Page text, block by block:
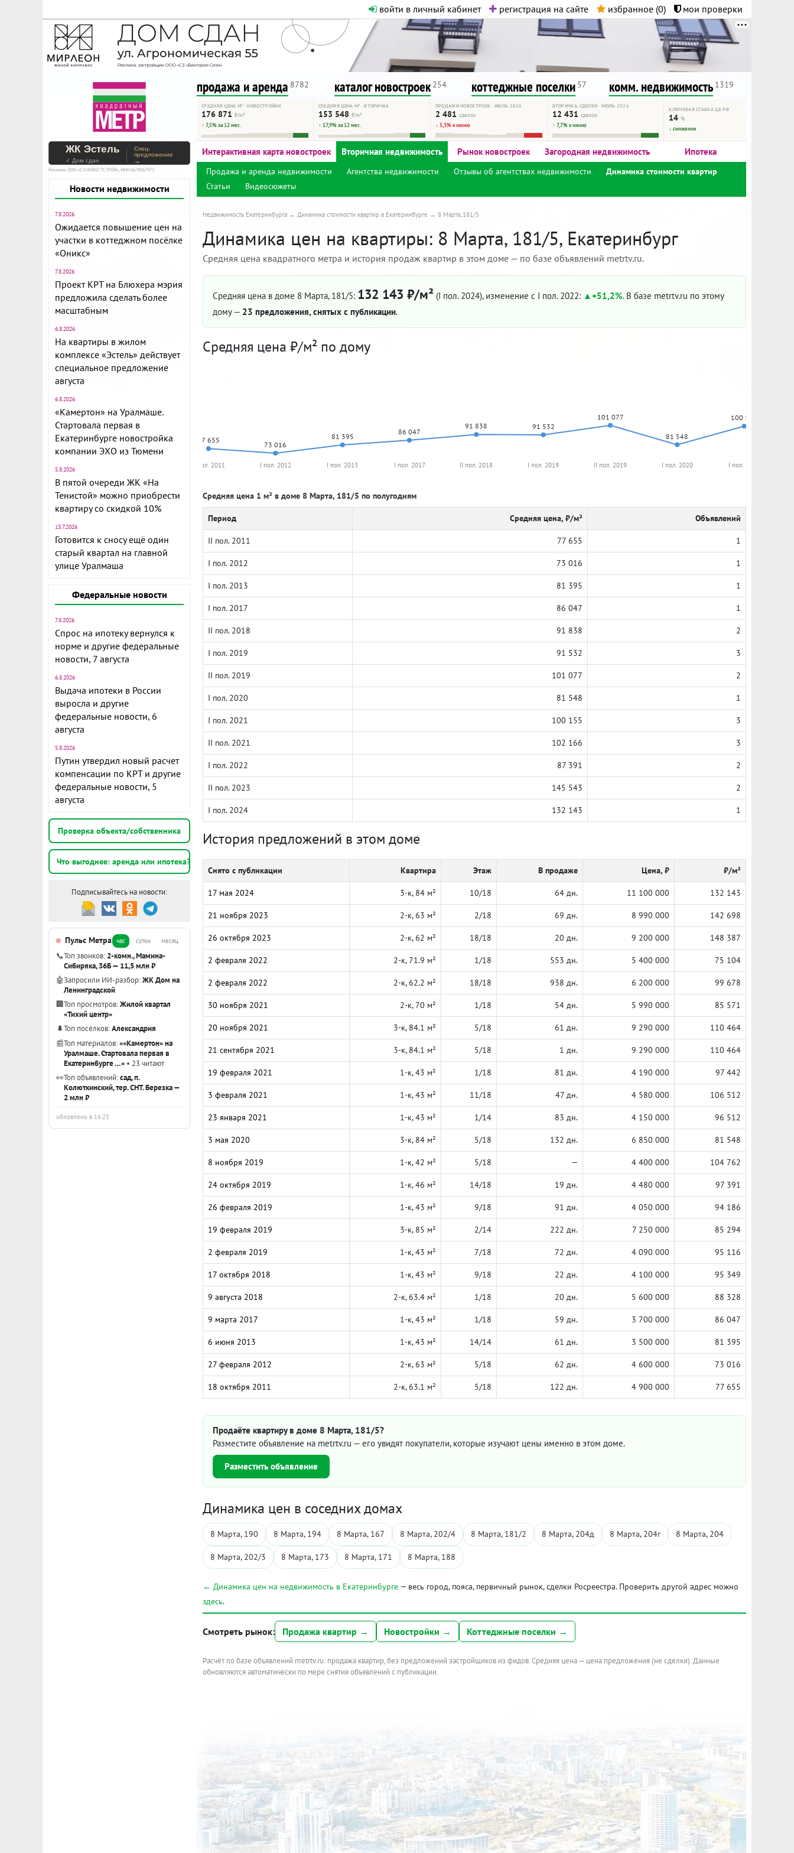
войти в личный кабинет регистрация на сайте избранное (0) мои проверки
На Метре реклама - только нормальная. Никакого шок-контента.
Помогайте независимому ресурсу, как он помогает вам. Удачи!
продажа и аренда 8782 каталог новостроек 254 коттеджные поселки 57 комм. недвижимость 1319
СРЕДНЯЯ ЦЕНА М² · НОВОСТРОЙКИ
176 871 ₽/м²
↑ 7,5% за 12 мес.
СРЕДНЯЯ ЦЕНА М² · ВТОРИЧКА
153 548 ₽/м²
↑ 17,9% за 12 мес.
ПРОДАЖИ НОВОСТРОЕК · ИЮЛЬ 2026
2 481 сделок
↓ 5,3% к июню
ВТОРИЧКА, СДЕЛКИ · ИЮЛЬ 2026
12 431 сделок
↑ 7,7% к июню
КЛЮЧЕВАЯ СТАВКА ЦБ РФ
14%
↓ снижение
ЖК Эстель
✓ Дом сдан
Спец-
предложение
→
Реклама. ООО «СЗ ИНВЕСТСТРОЙ», ИНН 6678067973
Новости недвижимости
7.8.2026
Ожидается повышение цен на
участки в коттеджном посёлке
«Оникс»
7.8.2026
Проект КРТ на Блюхера мэрия
предложила сделать более
масштабным
6.8.2026
На квартиры в жилом
комплексе «Эстель» действует
специальное предложение
августа
6.8.2026
«Камертон» на Уралмаше.
Стартовала первая в
Екатеринбурге новостройка
компании ЭХО из Тюмени
5.8.2026
В пятой очереди ЖК «На
Тенистой» можно приобрести
квартиру со скидкой 10%
13.7.2026
Готовится к сносу ещё один
старый квартал на главной
улице Уралмаша
Федеральные новости
7.8.2026
Спрос на ипотеку вернулся к
норме и другие федеральные
новости, 7 августа
6.8.2026
Выдача ипотеки в России
выросла и другие
федеральные новости, 6
августа
5.8.2026
Путин утвердил новый расчет
компенсации по КРТ и другие
федеральные новости, 5
августа
Проверка объекта/собственника
Что выгоднее: аренда или ипотека?
Подписывайтесь на новости:
Пульс Метра час сутки месяц
📞Топ звонков: 2-комн., Мамина-
Сибиряка, 36Б — 11,5 млн ₽
🤖Запросили ИИ-разбор:ЖК Дом на
Ленинградской
🏢Топ просмотров:Жилой квартал
«Тихий центр»
🌲Топ посёлков:Александрия
📰Топ материалов:««Камертон» на
Уралмаше. Стартовала первая в
Екатеринбурге …» • 23 читают
👀Топ объявлений:сад, п.
Колюткинский, тер. СНТ. Березка —
2 млн ₽
обновлено в 16:25
Интерактивная карта новостроек Вторичная недвижимость Рынок новостроек Загородная недвижимость Ипотека
Продажа и аренда недвижимости Агентства недвижимости Отзывы об агентствах недвижимости
Динамика стоимости квартир
Статьи
Видеосюжеты
Недвижимость Екатеринбурга Динамика стоимости квартир в Екатеринбурге 8 Марта, 181/5
Динамика цен на квартиры: 8 Марта, 181/5, Екатеринбург
Средняя цена квадратного метра и история продаж квартир в этом доме — по базе объявлений metrtv.ru.
Средняя цена в доме 8 Марта, 181/5: 132 143 ₽/м² (I пол. 2024), изменение с I пол. 2022: +51,2%. В базе metrtv.ru по этому
дому — 23 предложения, снятых с публикации.
Средняя цена ₽/м² по дому
77 655
73 016
81 395
86 047
91 838 91 532
101 077
81 548
100 155
II пол. 2011 I пол. 2012 I пол. 2013 I пол. 2017 II пол. 2018 I пол. 2019 II пол. 2019 I пол. 2020 I пол. 2021
Средняя цена 1 м² в доме 8 Марта, 181/5 по полугодиям
Период Средняя цена, ₽/м² Объявлений
II пол. 2011 77 655 1
I пол. 2012 73 016 1
I пол. 2013 81 395 1
I пол. 2017 86 047 1
II пол. 2018 91 838 2
I пол. 2019 91 532 3
II пол. 2019 101 077 2
I пол. 2020 81 548 1
I пол. 2021 100 155 3
II пол. 2021 102 166 3
I пол. 2022 87 391 2
II пол. 2023 145 543 2
I пол. 2024 132 143 1
История предложений в этом доме
Снято с публикации Квартира Этаж В продаже Цена, ₽ ₽/м²
17 мая 2024 3-к, 84 м² 10/18 64 дн. 11 100 000 132 143
21 ноября 2023 2-к, 63 м² 2/18 69 дн. 8 990 000 142 698
26 октября 2023 2-к, 62 м² 18/18 20 дн. 9 200 000 148 387
2 февраля 2022 2-к, 71.9 м² 1/18 553 дн. 5 400 000 75 104
2 февраля 2022 2-к, 62.2 м² 18/18 938 дн. 6 200 000 99 678
30 ноября 2021 2-к, 70 м² 1/18 54 дн. 5 990 000 85 571
20 ноября 2021 3-к, 84.1 м² 5/18 61 дн. 9 290 000 110 464
21 сентября 2021 3-к, 84.1 м² 5/18 1 дн. 9 290 000 110 464
19 февраля 2021 1-к, 43 м² 1/18 81 дн. 4 190 000 97 442
3 февраля 2021 1-к, 43 м² 11/18 47 дн. 4 580 000 106 512
23 января 2021 1-к, 43 м² 1/14 83 дн. 4 150 000 96 512
3 мая 2020 3-к, 84 м² 5/18 132 дн. 6 850 000 81 548
8 ноября 2019 1-к, 42 м² 5/18 — 4 400 000 104 762
24 октября 2019 1-к, 46 м² 14/18 19 дн. 4 480 000 97 391
26 февраля 2019 1-к, 43 м² 9/18 91 дн. 4 050 000 94 186
19 февраля 2019 3-к, 85 м² 2/14 222 дн. 7 250 000 85 294
2 февраля 2019 1-к, 43 м² 7/18 72 дн. 4 090 000 95 116
17 октября 2018 1-к, 43 м² 9/18 22 дн. 4 100 000 95 349
9 августа 2018 2-к, 63.4 м² 1/18 20 дн. 5 600 000 88 328
9 марта 2017 1-к, 43 м² 1/18 59 дн. 3 700 000 86 047
6 июня 2013 1-к, 43 м² 14/14 61 дн. 3 500 000 81 395
27 февраля 2012 2-к, 63 м² 5/18 62 дн. 4 600 000 73 016
18 октября 2011 2-к, 63.1 м² 5/18 122 дн. 4 900 000 77 655
Продаёте квартиру в доме 8 Марта, 181/5?
Разместите объявление на metrtv.ru — его увидят покупатели, которые изучают цены именно в этом доме.
Разместить объявление
Динамика цен в соседних домах
8 Марта, 190 8 Марта, 194 8 Марта, 167 8 Марта, 202/4 8 Марта, 181/2 8 Марта, 204д 8 Марта, 204г 8 Марта, 204
8 Марта, 202/3 8 Марта, 173 8 Марта, 171 8 Марта, 188
← Динамика цен на недвижимость в Екатеринбурге — весь город, пояса, первичный рынок, сделки Росреестра. Проверить другой адрес можно
здесь.
Смотреть рынок: Продажа квартир → Новостройки → Коттеджные поселки →
Расчёт по базе объявлений metrtv.ru: продажа квартир, без предложений застройщиков из фидов. Средняя цена — цена предложения (не сделки). Данные
обновляются автоматически по мере снятия объявлений с публикации.